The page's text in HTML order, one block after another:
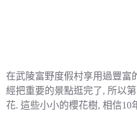
在武陵富野度假村享用過豐富
經把重要的景點逛完了, 所以
花. 這些小小的櫻花樹, 相信